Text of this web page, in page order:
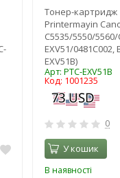
Тонер-картридж
Printermayin
C5535/5550/5560/
EXV51/0481C002,
EXV51B)
Арт: PTC-EXV51B
Код: 1001235
0
У кошик
В наявності